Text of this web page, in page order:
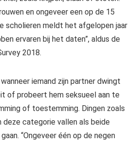
en ongeveer een op de 15
scholieren meldt het afgelopen jaar
ervaren bij het daten”, aldus de
2018.
wanneer iemand zijn partner dwingt
of probeert hem seksueel aan te
of toestemming. Dingen zoals
deze categorie vallen als beide
“Ongeveer één op de negen